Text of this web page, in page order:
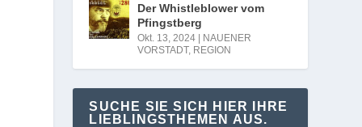
Der Whistleblower vom
Pfingstberg
Okt. 13, 2024
NAUENER
VORSTADT, REGION
SUCHE SIE SICH HIER IHRE
LIEBLINGSTHEMEN AUS.